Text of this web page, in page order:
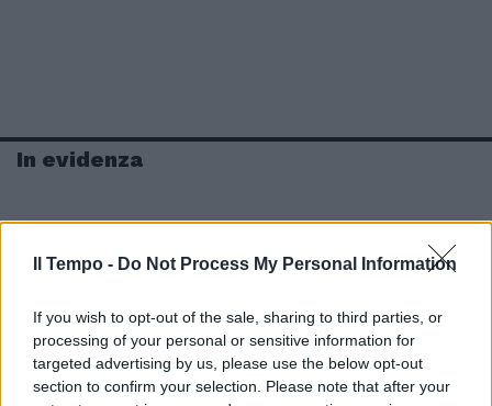
Il Tempo - Do Not Process My Personal Information
If you wish to opt-out of the sale, sharing to third parties, or
processing of your personal or sensitive information for
targeted advertising by us, please use the below opt-out
section to confirm your selection. Please note that after your
In evidenza